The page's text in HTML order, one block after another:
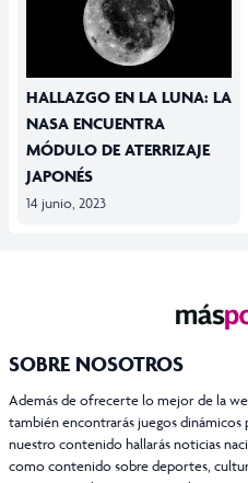
HALLAZGO EN LA LUNA: LA
NASA ENCUENTRA
MÓDULO DE ATERRIZAJE
JAPONÉS
14 junio, 2023
SOBRE NOSOTROS
Además de ofrecerte lo mejor de la
también encontrarás juegos dinámicos
nuestro contenido hallarás noticias
como contenido sobre deportes,